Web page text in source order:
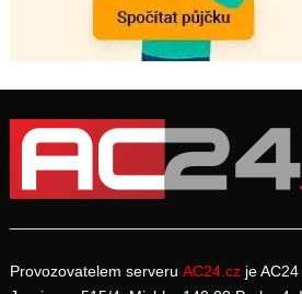
Provozovatelem serveru AC24.cz je